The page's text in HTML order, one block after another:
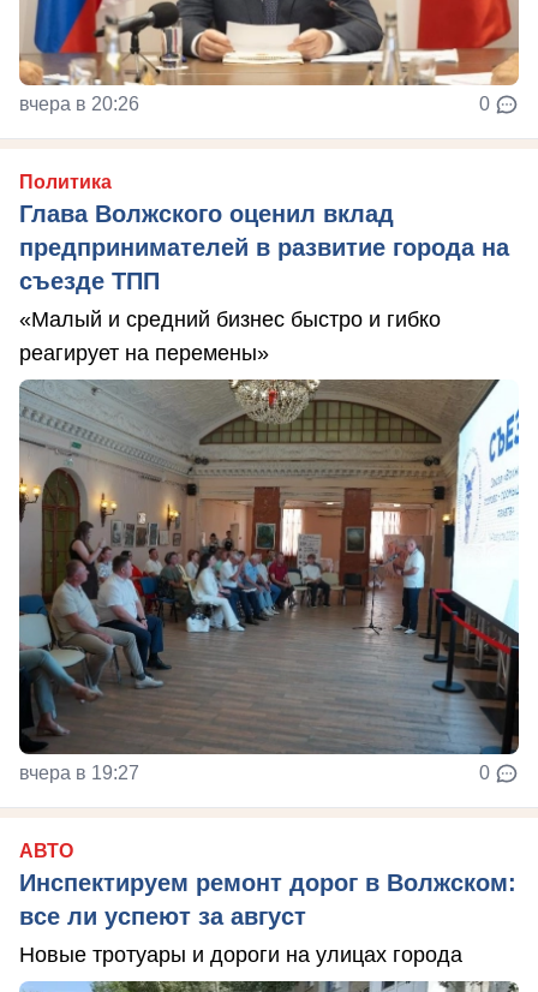
вчера в 20:26 0
Политика
Глава Волжского оценил вклад
предпринимателей в развитие города на
съезде ТПП
«Малый и средний бизнес быстро и гибко
реагирует на перемены»
вчера в 19:27 0
АВТО
Инспектируем ремонт дорог в Волжском:
все ли успеют за август
Новые тротуары и дороги на улицах города